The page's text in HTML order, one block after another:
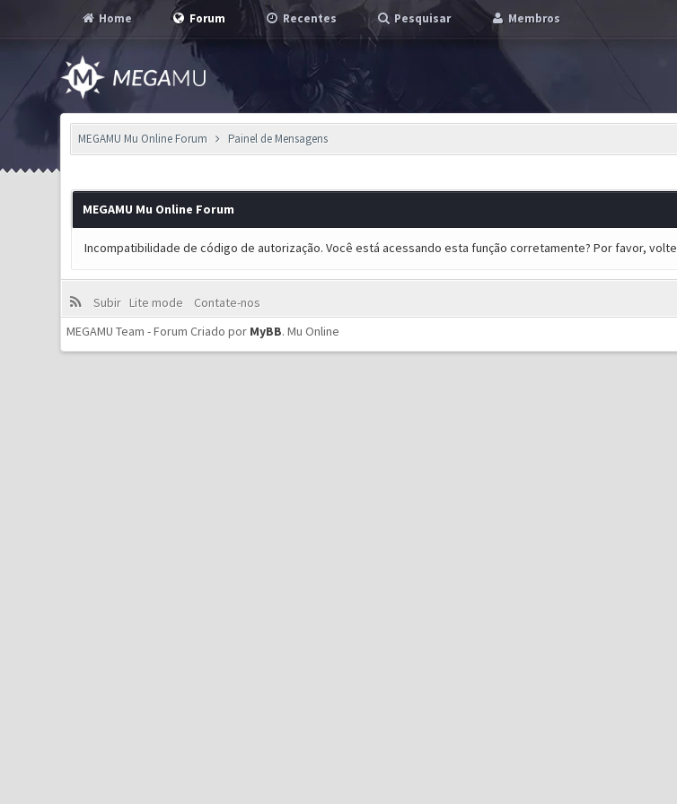
Home Forum Recentes Pesquisar Membros
MEGAMU Mu Online Forum Painel de Mensagens
MEGAMU Mu Online Forum
Incompatibilidade de código de autorização. Você está acessando esta função corretamente? Por favor,
Subir Lite mode
Contate-nos
MEGAMU Team - Forum Criado por MyBB.Mu Online